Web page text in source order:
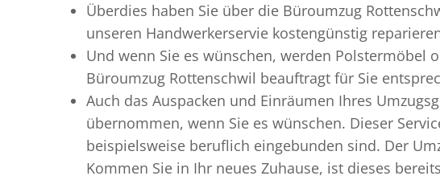
Überdies haben Sie über die Büroumzug
unseren Handwerkerservie kostengünstig
Und wenn Sie es wünschen, werden Polstermöbel
Büroumzug Rottenschwil beauftragt für Sie
Auch das Auspacken und Einräumen Ihres
übernommen, wenn Sie es wünschen. Dieser
beispielsweise beruflich eingebunden sind. Der
Kommen Sie in Ihr neues Zuhause, ist dieses